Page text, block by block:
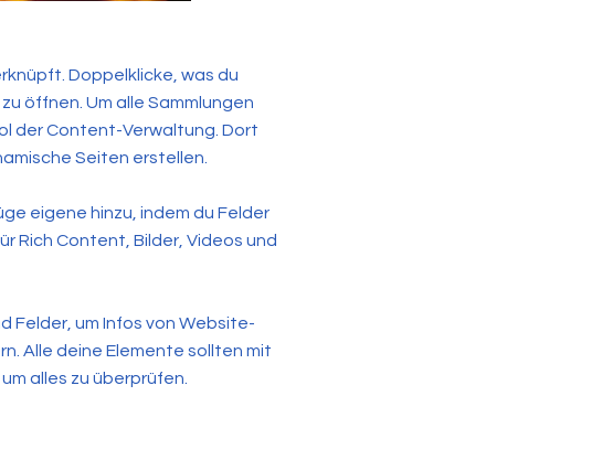
Doppelklicke, was du
öffnen. Um alle Sammlungen
der Content-Verwaltung. Dort
Seiten erstellen.
eigene hinzu, indem du Felder
Rich Content, Bilder, Videos und
Felder, um Infos von Website-
Alle deine Elemente sollten mit
alles zu überprüfen.